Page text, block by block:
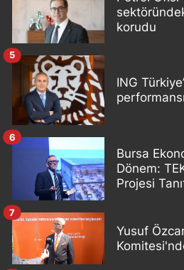
korudu
ING
performansı
5
Bursa
Dönem:
Projesi
6
Yusuf
7